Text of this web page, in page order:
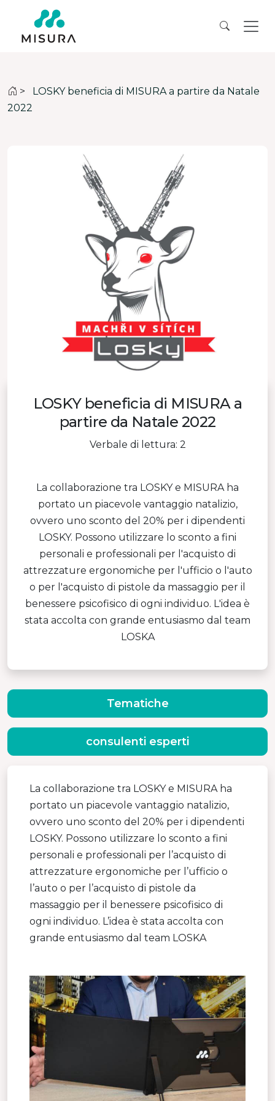
>
LOSKY beneficia di MISURA a partire da Natale
2022
LOSKY beneficia di MISURA a
partire da Natale 2022
Verbale di lettura: 2
La collaborazione tra LOSKY e MISURA ha
portato un piacevole vantaggio natalizio,
ovvero uno sconto del 20% per i dipendenti
LOSKY. Possono utilizzare lo sconto a fini
personali e professionali per l'acquisto di
attrezzature ergonomiche per l'ufficio o l'auto
o per l'acquisto di pistole da massaggio per il
benessere psicofisico di ogni individuo. L'idea è
stata accolta con grande entusiasmo dal team
LOSKA
La collaborazione tra LOSKY e MISURA ha
portato un piacevole vantaggio natalizio,
ovvero uno sconto del 20% per i dipendenti
LOSKY. Possono utilizzare lo sconto a fini
personali e professionali per l’acquisto di
attrezzature ergonomiche per l’ufficio o
l’auto o per l’acquisto di pistole da
massaggio per il benessere psicofisico di
ogni individuo. L’idea è stata accolta con
grande entusiasmo dal team LOSKA
Tematiche
consulenti esperti